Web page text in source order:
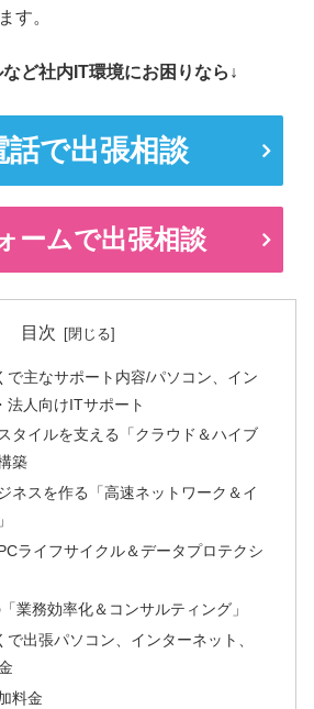
す。
ど社内IT環境にお困りなら↓
話で出張相談
ームで出張相談
目次
で主なサポート内容/パソコン、イン
法人向けITサポート
タイルを支える「クラウド＆ハイブ
築
ネスを作る「高速ネットワーク＆イ
ライフサイクル＆データプロテクシ
業務効率化＆コンサルティング」
出張パソコン、インターネット、
料金